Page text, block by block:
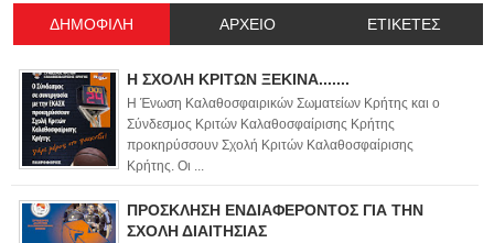
ΔΗΜΟΦΙΛΗ ΑΡΧΕΙΟ ΕΤΙΚΕΤΕΣ
Η ΣΧΟΛΗ ΚΡΙΤΩΝ ΞΕΚΙΝΑ.......
Η Ένωση Καλαθοσφαιρικών Σωματείων Κρήτης και ο
Σύνδεσμος Κριτών Καλαθοσφαίρισης Κρήτης
προκηρύσσουν Σχολή Κριτών Καλαθοσφαίρισης
Κρήτης. Οι ...
ΠΡΟΣΚΛΗΣΗ ΕΝΔΙΑΦΕΡΟΝΤΟΣ ΓΙΑ ΤΗΝ
ΣΧΟΛΗ ΔΙΑΙΤΗΣΙΑΣ